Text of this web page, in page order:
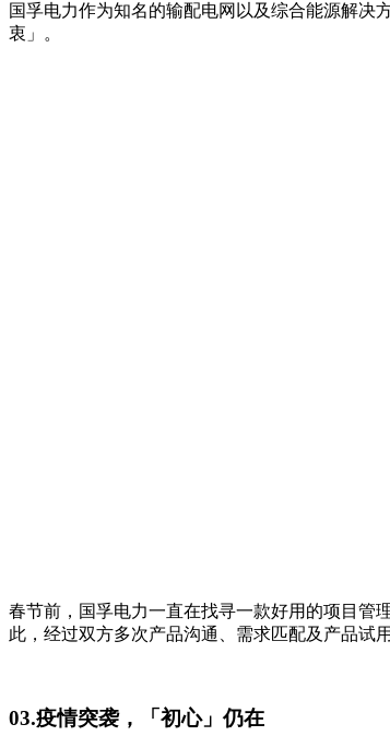
国孚电力作为知名的输配电网以及综合能源解决
衷」。
春节前，国孚电力一直在找寻一款好用的项目管
此，经过双方多次产品沟通、需求匹配及产品试
03.疫情突袭，「初心」仍在